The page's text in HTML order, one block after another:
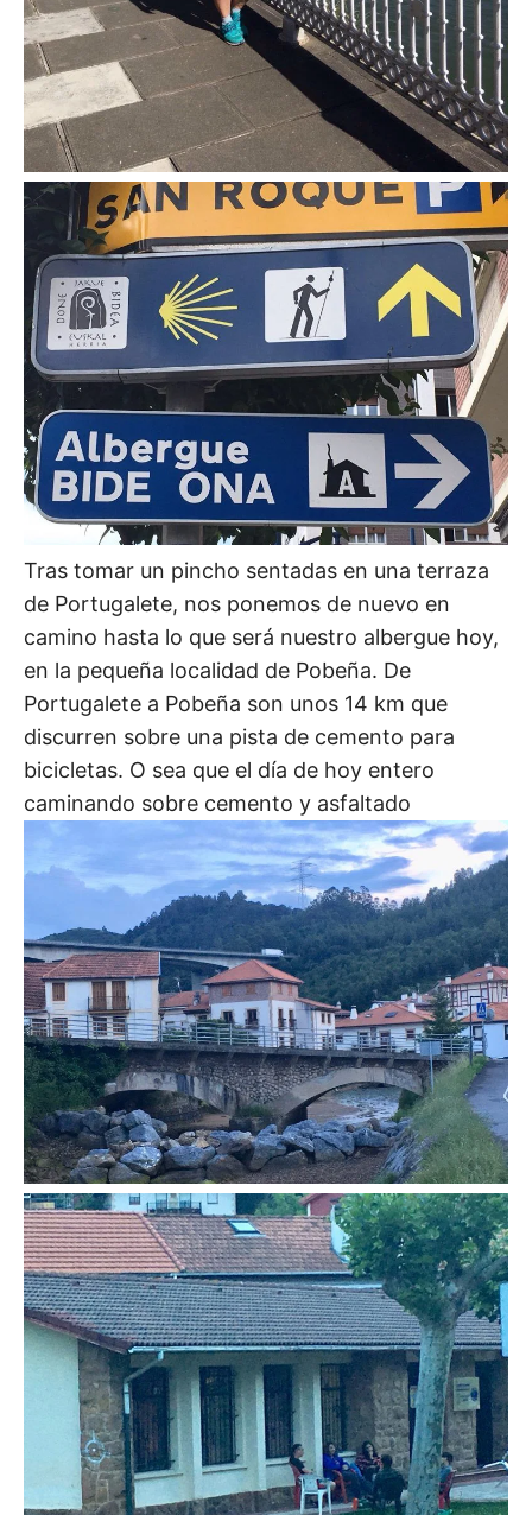
Tras tomar un pincho sentadas en una terraza
de Portugalete, nos ponemos de nuevo en
camino hasta lo que será nuestro albergue hoy,
en la pequeña localidad de Pobeña. De
Portugalete a Pobeña son unos 14 km que
discurren sobre una pista de cemento para
bicicletas. O sea que el día de hoy entero
caminando sobre cemento y asfaltado